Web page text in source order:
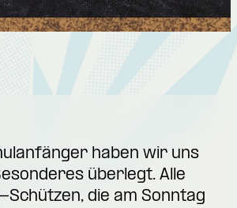
haben wir uns
überlegt. Alle
Schützen, die am Sonntag